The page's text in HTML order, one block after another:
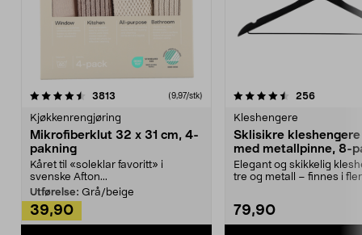
3813 anmeldelser(9,97/stk)
Kjøkkenrengjøring
Mikrofiberklut 32 x 31 cm, 4-
pakning
Kåret til «soleklar favoritt» i
svenske Afton...
Utførelse: Grå/beige
39,90
4.5av 5 stjerner 256
Kleshengere
Sklisikre
med metallpinne, 8-
Elegant og skikkelig
tre og metall – finnes i
79,90
4.5av 5 stjerner